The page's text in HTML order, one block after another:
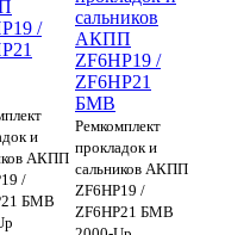
/
и
АКПП
/
БМВ
сальников
АКПП
ZF6HP19 /
ZF6HP21
БМВ
Ремкомплект
прокладок и
сальников АКПП
ZF6HP19 /
ZF6HP21 БМВ